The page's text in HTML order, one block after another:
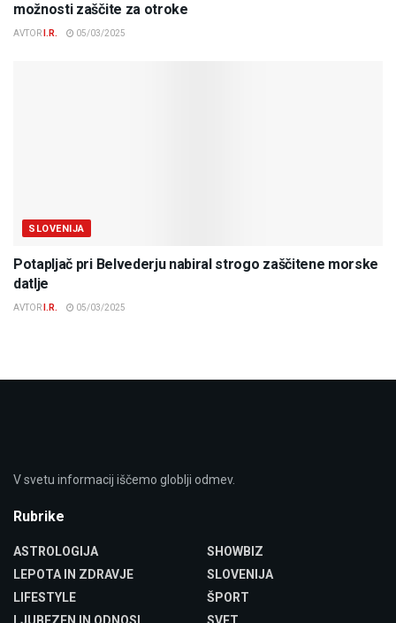
možnosti zaščite za otroke
AVTOR I.R. 05/03/2025
SLOVENIJA
Potapljač pri Belvederju nabiral strogo zaščitene morske
datlje
AVTOR I.R. 05/03/2025
V svetu informacij iščemo globlji odmev.
Rubrike
ASTROLOGIJA
LEPOTA IN ZDRAVJE
LIFESTYLE
SHOWBIZ
SLOVENIJA
ŠPORT